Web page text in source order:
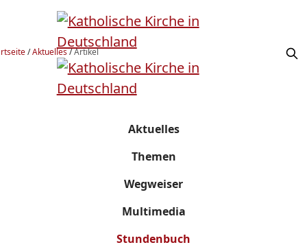
/Aktuelles/Artikel
Aktuelles
Themen
Wegweiser
Multimedia
Stundenbuch